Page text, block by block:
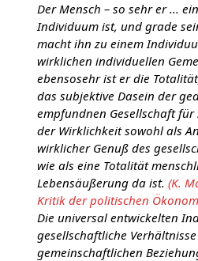
Der Mensch – so sehr er ...
Individuum ist, und grade
macht ihn zu einem
wirklichen individuellen
ebensosehr ist er die
das subjektive Dasein der
empfundnen Gesellschaft für
der Wirklichkeit sowohl als
wirklicher Genuß des
wie als eine Totalität
Lebensäußerung da ist. (K.
Kritik der politischen
Die universal entwickelten
gesellschaftliche
gemeinschaftlichen